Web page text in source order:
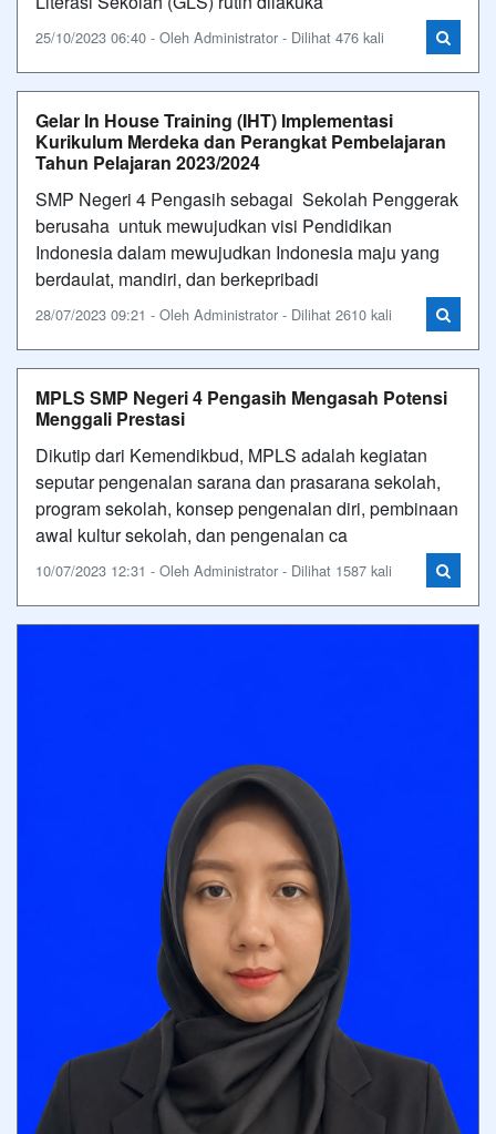
25/10/2023 06:40 - Oleh Administrator - Dilihat 476 kali
Gelar In House Training (IHT) Implementasi
Kurikulum Merdeka dan Perangkat Pembelajaran
Tahun Pelajaran 2023/2024
SMP Negeri 4 Pengasih sebagai Sekolah Penggerak
berusaha untuk mewujudkan visi Pendidikan
Indonesia dalam mewujudkan Indonesia maju yang
berdaulat, mandiri, dan berkepribadi
28/07/2023 09:21 - Oleh Administrator - Dilihat 2610 kali
MPLS SMP Negeri 4 Pengasih Mengasah Potensi
Menggali Prestasi
Dikutip dari Kemendikbud, MPLS adalah kegiatan
seputar pengenalan sarana dan prasarana sekolah,
program sekolah, konsep pengenalan diri, pembinaan
awal kultur sekolah, dan pengenalan ca
10/07/2023 12:31 - Oleh Administrator - Dilihat 1587 kali